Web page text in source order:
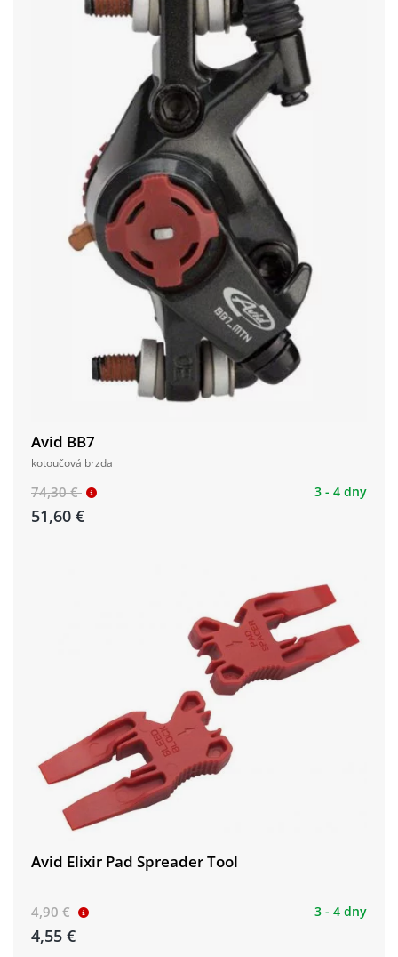
Avid BB7
kotoučová brzda
74,30 €
51,60 €
3 - 4 dny
Avid Elixir Pad Spreader Tool
4,90 €
4,55 €
3 - 4 dny